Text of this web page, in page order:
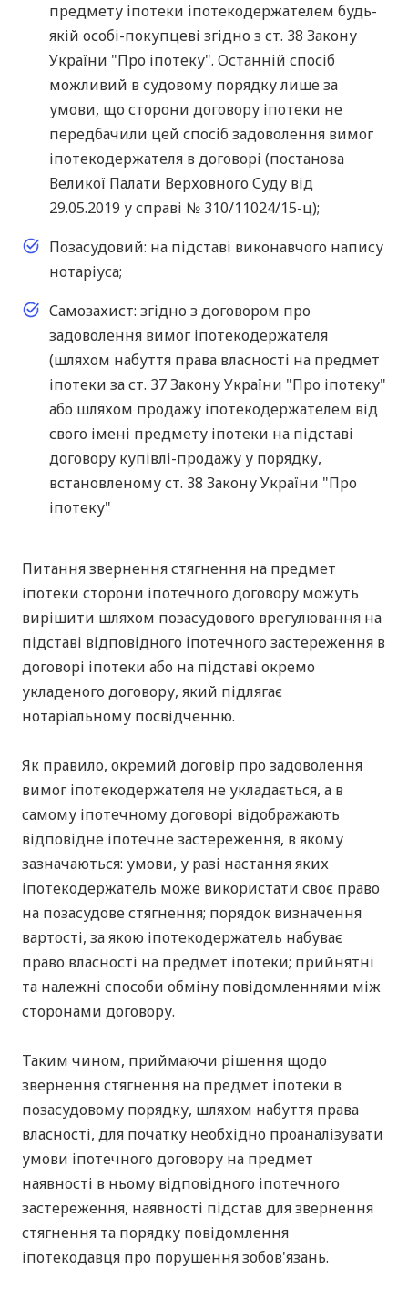
предмету іпотеки іпотекодержателем будь-
якій особі-покупцеві згідно з ст. 38 Закону
України "Про іпотеку". Останній спосіб
можливий в судовому порядку лише за
умови, що сторони договору іпотеки не
передбачили цей спосіб задоволення вимог
іпотекодержателя в договорі (постанова
Великої Палати Верховного Суду від
29.05.2019 у справі № 310/11024/15-ц);
Позасудовий: на підставі виконавчого напису
нотаріуса;
Самозахист: згідно з договором про
задоволення вимог іпотекодержателя
(шляхом набуття права власності на предмет
іпотеки за ст. 37 Закону України "Про іпотеку"
або шляхом продажу іпотекодержателем від
свого імені предмету іпотеки на підставі
договору купівлі-продажу у порядку,
встановленому ст. 38 Закону України "Про
іпотеку"
Питання звернення стягнення на предмет
іпотеки сторони іпотечного договору можуть
вирішити шляхом позасудового врегулювання на
підставі відповідного іпотечного застереження в
договорі іпотеки або на підставі окремо
укладеного договору, який підлягає
нотаріальному посвідченню.
Як правило, окремий договір про задоволення
вимог іпотекодержателя не укладається, а в
самому іпотечному договорі відображають
відповідне іпотечне застереження, в якому
зазначаються: умови, у разі настання яких
іпотекодержатель може використати своє право
на позасудове стягнення; порядок визначення
вартості, за якою іпотекодержатель набуває
право власності на предмет іпотеки; прийнятні
та належні способи обміну повідомленнями між
сторонами договору.
Таким чином, приймаючи рішення щодо
звернення стягнення на предмет іпотеки в
позасудовому порядку, шляхом набуття права
власності, для початку необхідно проаналізувати
умови іпотечного договору на предмет
наявності в ньому відповідного іпотечного
застереження, наявності підстав для звернення
стягнення та порядку повідомлення
іпотекодавця про порушення зобов'язань.